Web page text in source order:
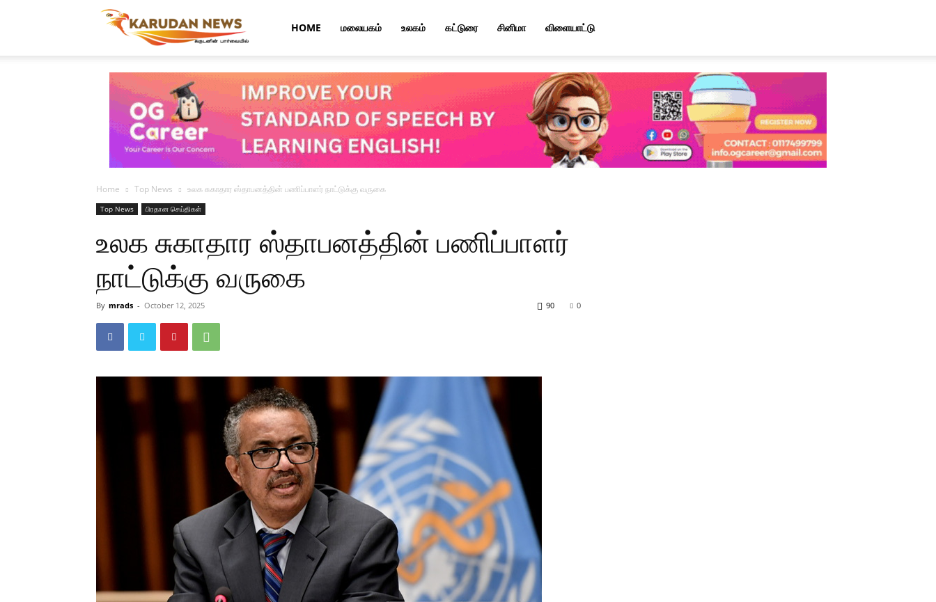
Karudan
News
HOME மலையகம் உலகம் கட்டுரை சினிமா விளையாட்டு
Home Top News உலக சுகாதார ஸ்தாபனத்தின் பணிப்பாளர் நாட்டுக்கு வருகை
Top News பிரதான செய்திகள்
உலக சுகாதார ஸ்தாபனத்தின் பணிப்பாளர்
நாட்டுக்கு வருகை
By mrads - October 12, 2025 0
90